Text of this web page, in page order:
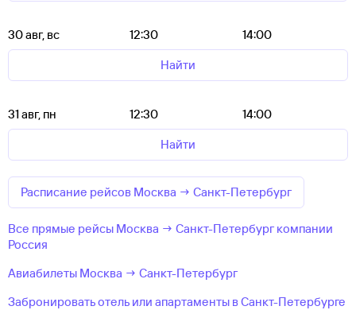
30 авг, вс 12:30
14:00
Найти
31 авг, пн 12:30
14:00
Найти
Расписание рейсов Москва → Санкт-Петербург
Все прямые рейсы Москва → Санкт-Петербург компании
Россия
Авиабилеты Москва → Санкт-Петербург
Забронировать отель или апартаменты в Санкт-Петербурге